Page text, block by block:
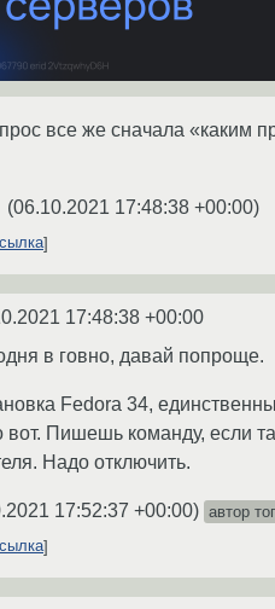
все же сначала «каким
(06.10.2021 17:48:38 +00:00)
17:48:38 +00:00
в говно, давай попроще.
Fedora 34,
вот. Пишешь команду, если
Надо отключить.
17:52:37 +00:00) автор